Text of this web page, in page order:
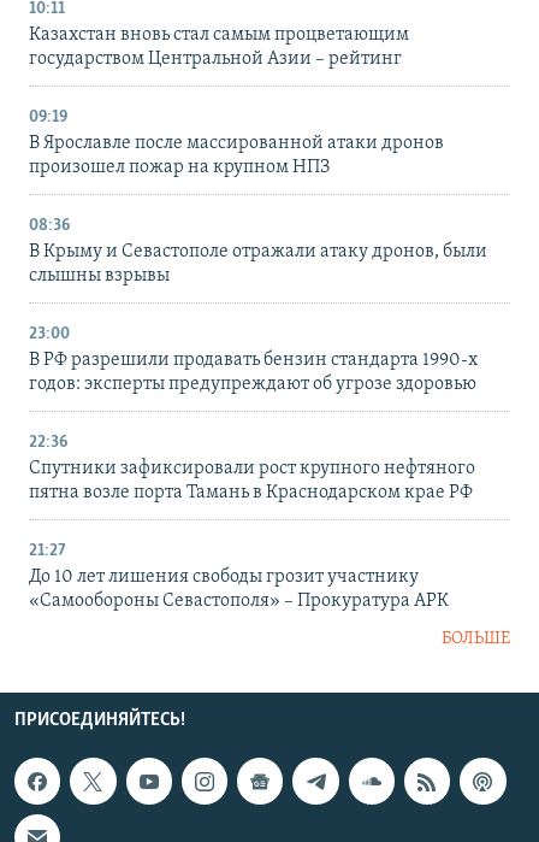
10:11
Казахстан вновь стал самым процветающим
государством Центральной Азии – рейтинг
09:19
В Ярославле после массированной атаки дронов
произошел пожар на крупном НПЗ
08:36
В Крыму и Севастополе отражали атаку дронов, были
слышны взрывы
23:00
В РФ разрешили продавать бензин стандарта 1990-х
годов: эксперты предупреждают об угрозе здоровью
22:36
Спутники зафиксировали рост крупного нефтяного
пятна возле порта Тамань в Краснодарском крае РФ
21:27
До 10 лет лишения свободы грозит участнику
«Самообороны Севастополя» – Прокуратура АРК
БОЛЬШЕ
ПРИСОЕДИНЯЙТЕСЬ!